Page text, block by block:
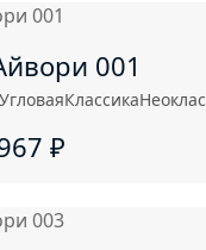
001
УгловаяКлассика
₽